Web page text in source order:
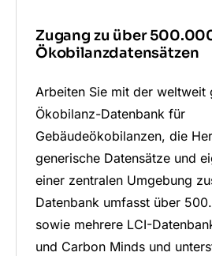
Zugang zu über
Ökobilanzdatensätzen
Arbeiten Sie mit der weltweit
Ökobilanz-Datenbank für
Gebäudeökobilanzen, die
generische Datensätze und
einer zentralen Umgebung
Datenbank umfasst über
sowie mehrere LCI-
und Carbon Minds und